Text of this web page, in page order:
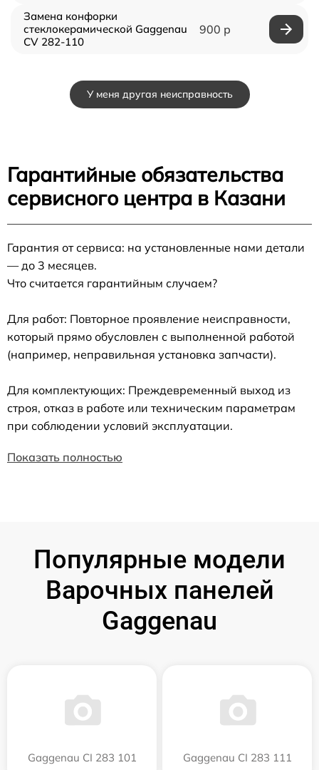
Замена конфорки
стеклокерамической Gaggenau
CV 282-110
900 р
У меня другая неисправность
Гарантийные обязательства
сервисного центра в Казани
Гарантия от сервиса: на установленные нами детали
— до 3 месяцев.
Что считается гарантийным случаем?
Для работ: Повторное проявление неисправности,
который прямо обусловлен с выполненной работой
(например, неправильная установка запчасти).
Для комплектующих: Преждевременный выход из
строя, отказ в работе или техническим параметрам
при соблюдении условий эксплуатации.
Показать полностью
Популярные модели
Варочных панелей
Gaggenau
Gaggenau CI 283 101 Gaggenau CI 283 111